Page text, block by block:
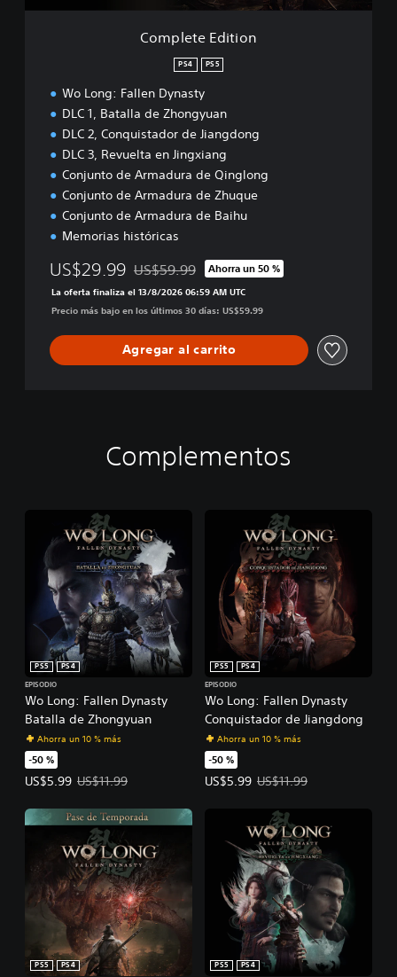
t
Complete Edition
PS4 PS5
Wo Long: Fallen Dynasty
DLC 1, Batalla de Zhongyuan
DLC 2, Conquistador de Jiangdong
DLC 3, Revuelta en Jingxiang
Conjunto de Armadura de Qinglong
Conjunto de Armadura de Zhuque
Conjunto de Armadura de Baihu
Memorias históricas
US$29.99 Rebajado del precio original de US$59.99
US$59.99 Ahorra un 50 %
La oferta finaliza el 13/8/2026 06:59 AM UTC
Precio más bajo en los últimos 30 días: US$59.99
Agregar al carrito
Complementos
Wo Long: Fallen Dynasty
Batalla de Zhongyuan
PS5
PS4
EPISODIO
Ahorra un 10 % más
-50 %
US$5.99
Precio de la oferta: US$5.99. Precio original: US$11.99.
US$11.99
Wo Long: Fallen Dynasty
Conquistador de Jiangdong
PS5
PS4
EPISODIO
Ahorra un 10 % más
-50 %
US$5.99
Precio de la oferta: US$5.99.
US$11.99
PS5
PS4
PS5
PS4